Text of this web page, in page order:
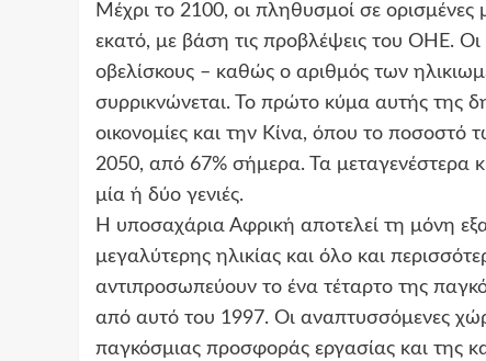
Μέχρι το 2100, οι πληθυσμοί σε ορισμένες
εκατό, με βάση τις προβλέψεις του ΟΗΕ. Οι
οβελίσκους – καθώς ο αριθμός των
συρρικνώνεται. Το πρώτο κύμα αυτής της
οικονομίες και την Κίνα, όπου το ποσοστό
2050, από 67% σήμερα. Τα μεταγενέστερα
μία ή δύο γενιές.
Η υποσαχάρια Αφρική αποτελεί τη μόνη
μεγαλύτερης ηλικίας και όλο και
αντιπροσωπεύουν το ένα τέταρτο της
από αυτό του 1997. Οι αναπτυσσόμενες
παγκόσμιας προσφοράς εργασίας και της